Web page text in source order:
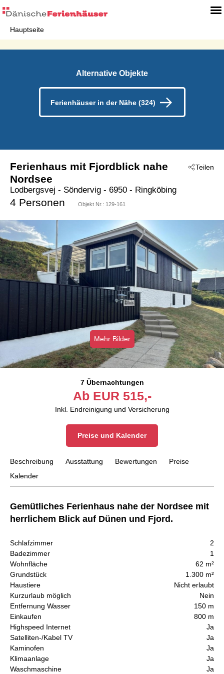
Hauptseite
Alternative Objekte
Ferienhäuser in der Nähe (324)
Teilen
Ferienhaus mit Fjordblick nahe
Nordsee
Lodbergsvej - Söndervig - 6950 - Ringköbing
4 Personen Objekt Nr.: 129-161
Mehr Bilder
7 Übernachtungen
Ab EUR 515,-
Inkl. Endreinigung und Versicherung
Preise und Kalender
Beschreibung Ausstattung Bewertungen
Preise
Kalender
Gemütliches Ferienhaus nahe der Nordsee mit
herrlichem Blick auf Dünen und Fjord.
Schlafzimmer
2
Badezimmer
1
Wohnfläche
62 m²
Grundstück
1.300 m²
Haustiere
Nicht erlaubt
Kurzurlaub möglich
Nein
Entfernung Wasser
150 m
Einkaufen
800 m
Highspeed Internet
Ja
Satelliten-/Kabel TV
Ja
Kaminofen
Ja
Klimaanlage
Ja
Waschmaschine
Ja